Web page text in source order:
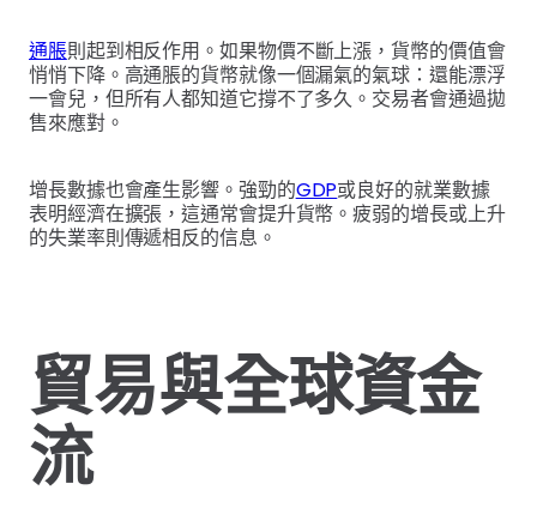
通脹則起到相反作用。如果物價不斷上漲，貨幣的價值會
悄悄下降。高通脹的貨幣就像一個漏氣的氣球：還能漂浮
一會兒，但所有人都知道它撐不了多久。交易者會通過拋
售來應對。
增長數據也會產生影響。強勁的GDP或良好的就業數據
表明經濟在擴張，這通常會提升貨幣。疲弱的增長或上升
的失業率則傳遞相反的信息。
貿易與全球資金
流